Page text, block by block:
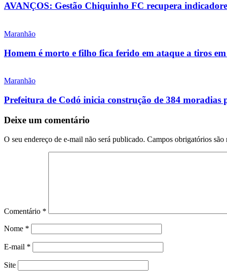
AVANÇOS: Gestão Chiquinho FC recupera
Maranhão
Homem é morto e filho fica ferido em ataque a tiros
Maranhão
Prefeitura de Codó inicia construção de 384
Deixe um comentário
O seu endereço de e-mail não será publicado. Campos obrigatórios são
Comentário *
Nome *
E-mail *
Site